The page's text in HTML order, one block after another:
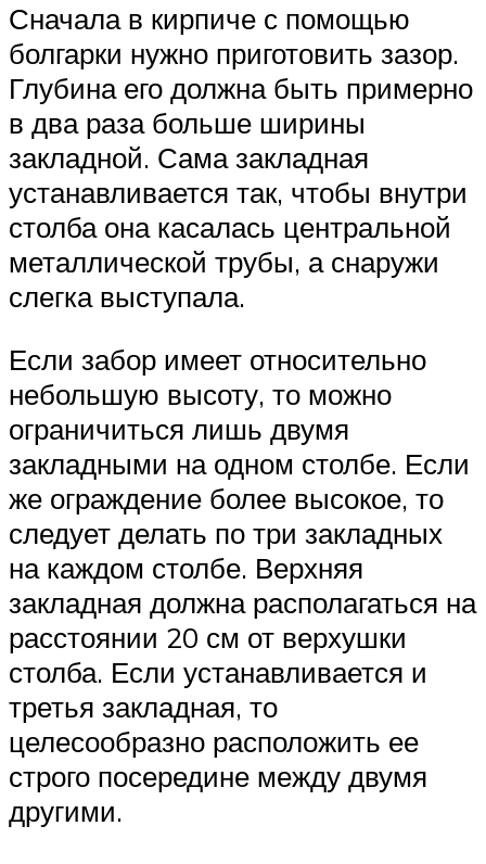
Сначала в кирпиче с помощью
болгарки нужно приготовить зазор.
Глубина его должна быть примерно
в два раза больше ширины
закладной. Сама закладная
устанавливается так, чтобы внутри
столба она касалась центральной
металлической трубы, а снаружи
слегка выступала.
Если забор имеет относительно
небольшую высоту, то можно
ограничиться лишь двумя
закладными на одном столбе. Если
же ограждение более высокое, то
следует делать по три закладных
на каждом столбе. Верхняя
закладная должна располагаться на
расстоянии 20 см от верхушки
столба. Если устанавливается и
третья закладная, то
целесообразно расположить ее
строго посередине между двумя
другими.